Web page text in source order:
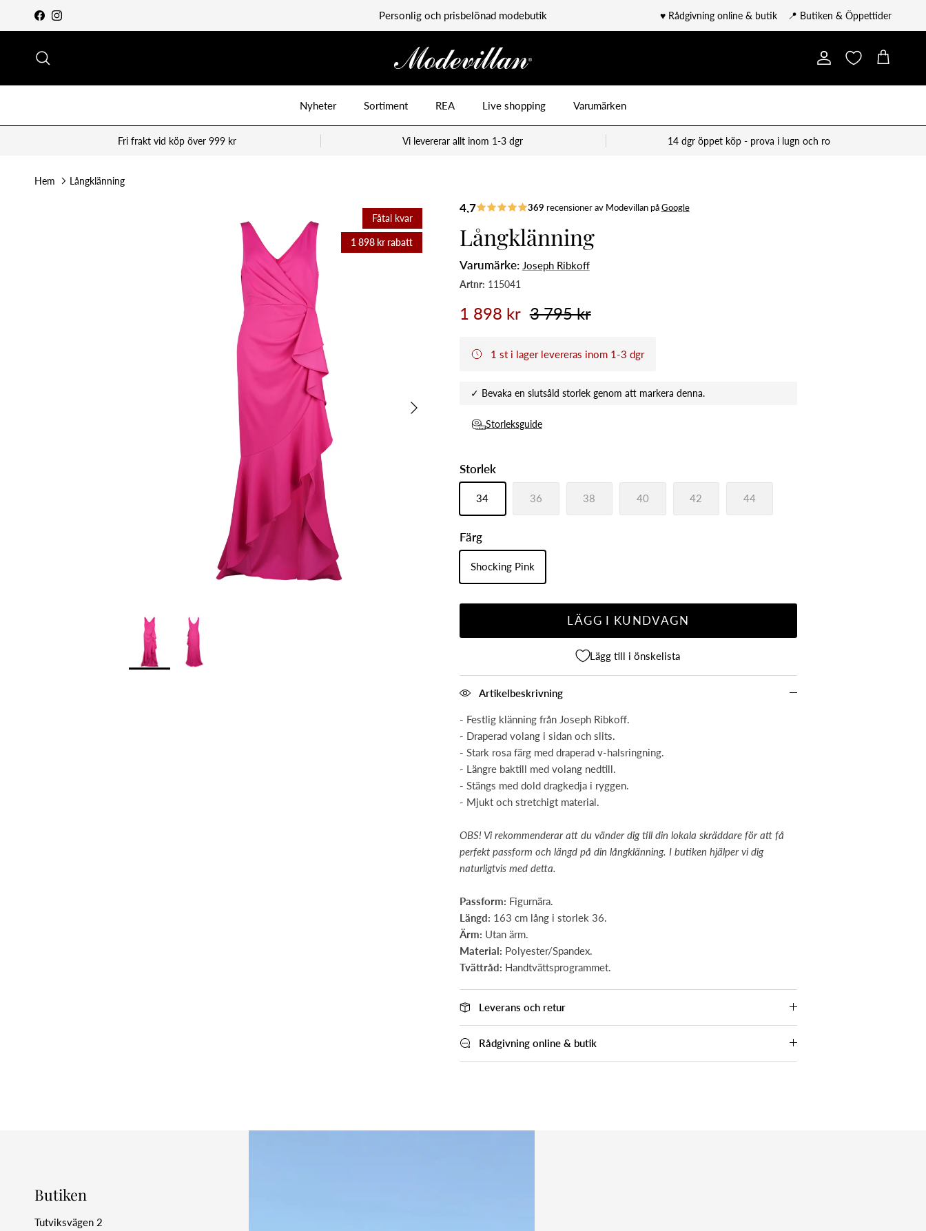
Vidare till innehåll
FacebookInstagram Personlig och prisbelönad modebutik ♥️ Rådgivning online & butik 📍 Butiken & Öppettider
Konto Kundvagn
Nyheter Sortiment REA Live shopping Varumärken
Fri frakt vid köp över 999 kr Vi levererar allt inom 1-3 dgr 14 dgr öppet köp - prova i lugn och ro
Hem Långklänning
Nästa
Fåtal kvar
1 898 kr rabatt Långklänning
Varumärke: Joseph Ribkoff
1 898 kr 3 795 kr
1 st i lager levereras inom 1-3 dgr
Storleksguide
Storlek
34 36 38 40 42 44
Färg
Shocking Pink
LÄGG I KUNDVAGN
Lägg till i önskelista
Artikelbeskrivning
- Festlig klänning från Joseph Ribkoff.
- Draperad volang i sidan och slits.
- Stark rosa färg med draperad v-halsringning.
- Längre baktill med volang nedtill.
- Stängs med dold dragkedja i ryggen.
- Mjukt och stretchigt material.
OBS! Vi rekommenderar att du vänder dig till din lokala skräddare för att få
perfekt passform och längd på din långklänning. I butiken hjälper vi dig
naturligtvis med detta.
Passform: Figurnära.
Längd: 163 cm lång i storlek 36.
Ärm: Utan ärm.
Material: Polyester/Spandex.
Tvättråd: Handtvättsprogrammet.
Leverans och retur
Rådgivning online & butik
Butiken
Tutviksvägen 2